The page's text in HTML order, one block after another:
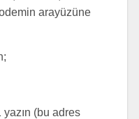
arayüzüne
yazın (bu adres